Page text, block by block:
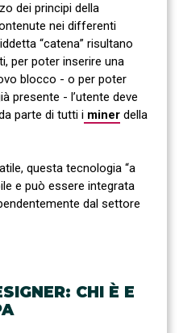
dei principi della
nei differenti
“catena” risultano
per poter inserire una
blocco - o per poter
presente - l’utente deve
parte di tutti i miner della
questa tecnologia “a
e può essere integrata
dal settore
CHI È E